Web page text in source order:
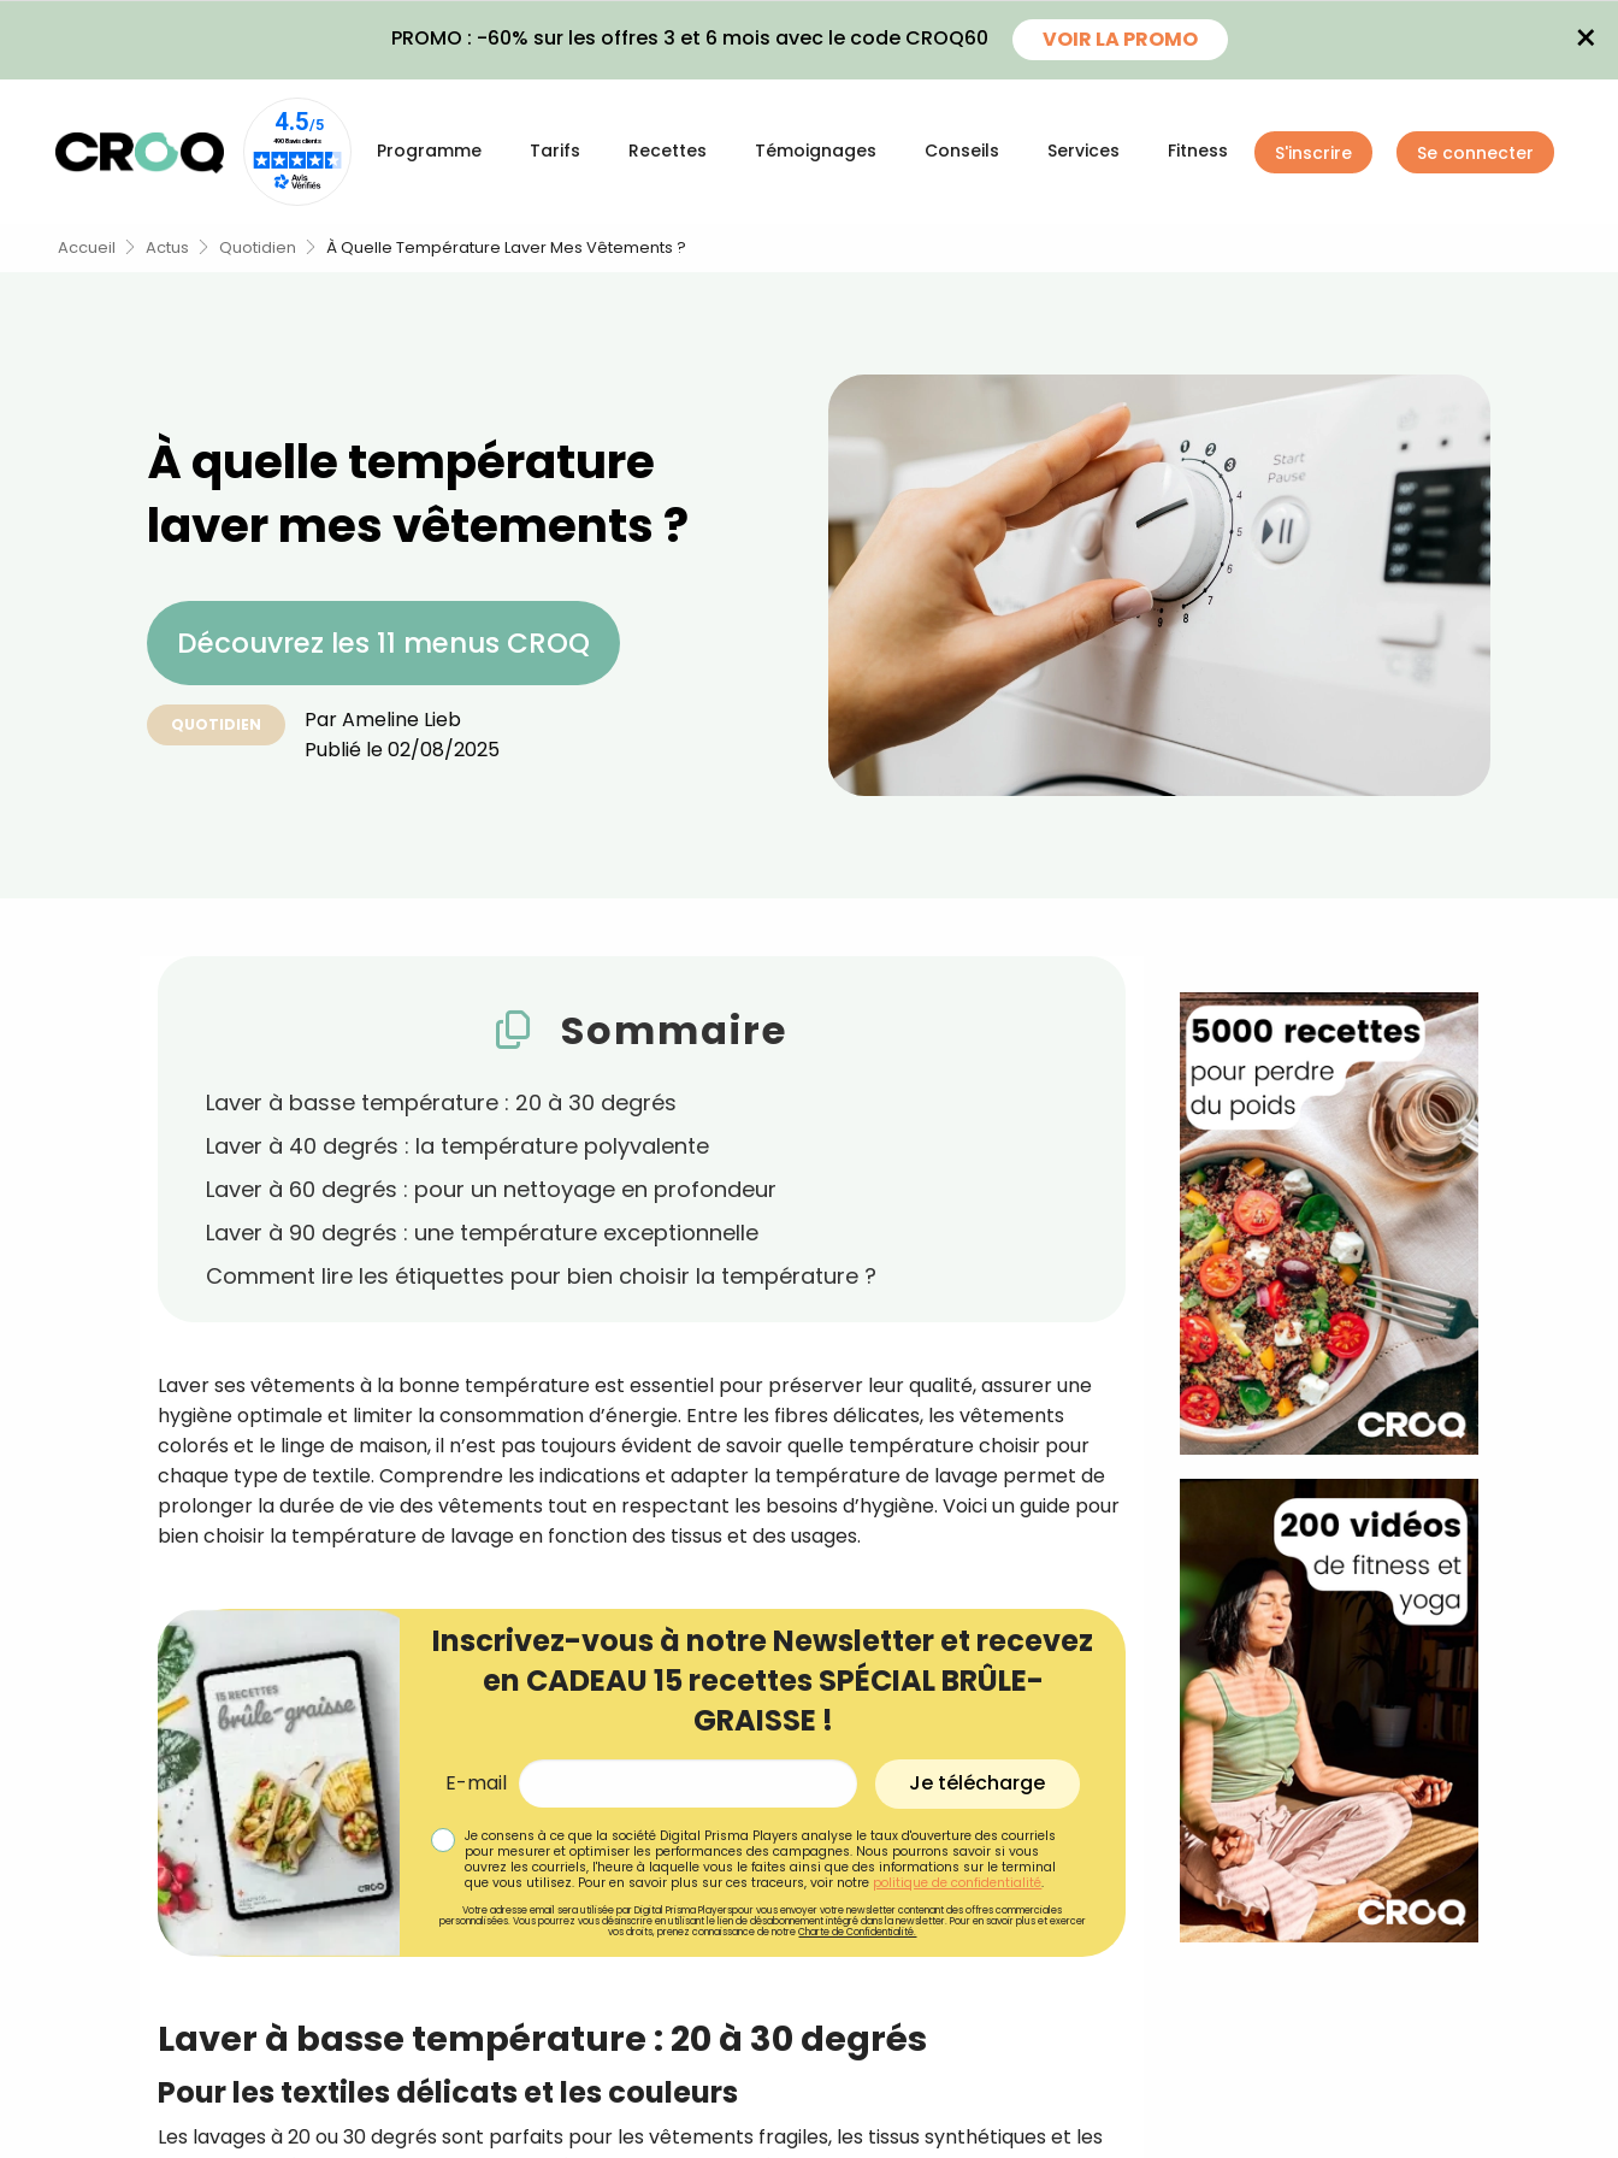
PROMO : -60% sur les offres 3 et 6 mois avec le code CROQ60 VOIR LA PROMO ×
Programme Tarifs Recettes Témoignages Conseils Services Fitness S'inscrire Se connecter
Accueil Actus Quotidien À Quelle Température Laver Mes Vêtements ?
À quelle température
laver mes vêtements ?
Découvrez les 11 menus CROQ
QUOTIDIEN ParAmeline Lieb
Publié le02/08/2025
Sommaire
Laver à basse température : 20 à 30 degrés
Laver à 40 degrés : la température polyvalente
Laver à 60 degrés : pour un nettoyage en profondeur
Laver à 90 degrés : une température exceptionnelle
Comment lire les étiquettes pour bien choisir la température ?
Laver ses vêtements à la bonne température est essentiel pour préserver leur qualité, assurer une
hygiène optimale et limiter la consommation d’énergie. Entre les fibres délicates, les vêtements
colorés et le linge de maison, il n’est pas toujours évident de savoir quelle température choisir pour
chaque type de textile. Comprendre les indications et adapter la température de lavage permet de
prolonger la durée de vie des vêtements tout en respectant les besoins d’hygiène. Voici un guide pour
bien choisir la température de lavage en fonction des tissus et des usages.
Inscrivez-vous à notre Newsletter et recevez
en CADEAU 15 recettes SPÉCIAL BRÛLE-
GRAISSE !
E-mail Je télécharge
Je consens à ce que la société Digital Prisma Players analyse le taux d'ouverture des courriels
pour mesurer et optimiser les performances des campagnes. Nous pourrons savoir si vous
ouvrez les courriels, l'heure à laquelle vous le faites ainsi que des informations sur le terminal
que vous utilisez. Pour en savoir plus sur ces traceurs, voir notre politique de confidentialité.
Votre adresse email sera utilisée par Digital Prisma Playerspour vous envoyer votre newsletter contenant des offres commerciales
personnalisées. Vous pourrez vous désinscrire en utilisant le lien de désabonnement intégré dans la newsletter. Pour en savoir plus et exercer
vos droits, prenez connaissance de notreCharte de Confidentialité.
Laver à basse température : 20 à 30 degrés
Pour les textiles délicats et les couleurs
Les lavages à 20 ou 30 degrés sont parfaits pour les vêtements fragiles, les tissus synthétiques et les
Recevez gratuitement 180
recettes inédites de CROQ
Ainsi que la newsletter promotionnelle de